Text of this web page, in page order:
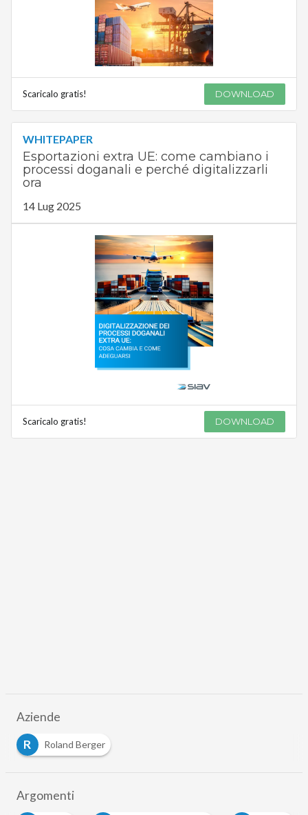
Scaricalo gratis! DOWNLOAD
WHITEPAPER
Esportazioni extra UE: come cambiano i
processi doganali e perché digitalizzarli
ora
14 Lug 2025
Scaricalo gratis! DOWNLOAD
Aziende
R
Roland Berger
Argomenti